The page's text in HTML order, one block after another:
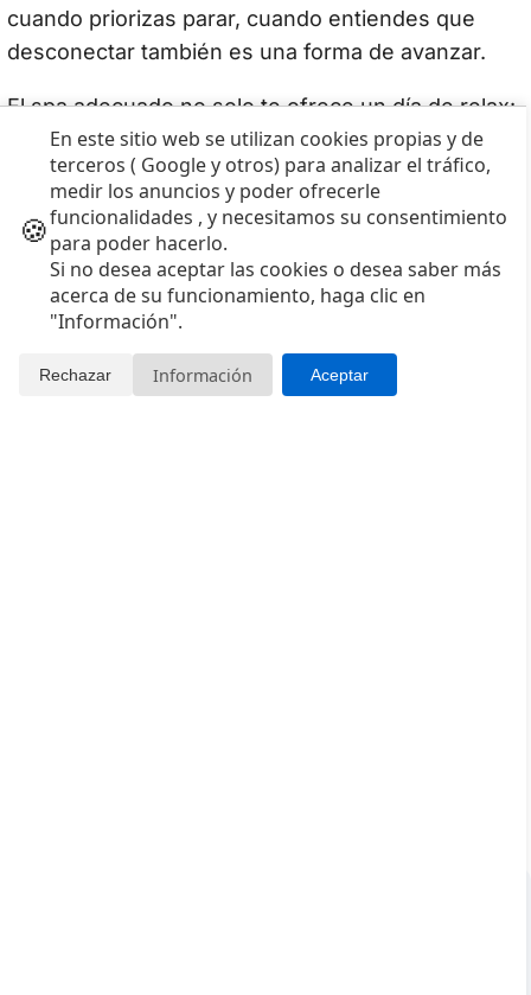
cuando priorizas parar, cuando entiendes que
desconectar también es una forma de avanzar.
El spa adecuado no solo te ofrece un día de relax:
te recuerda cómo se siente tu propio equilibrio. Y
a veces, entre el vapor y la calma, descubres algo
más importante que la temperatura del agua o el
diseño del espacio: que aprender a relajarse es
una forma de conocerse.
Porque elegir bien no es buscar lo
perfecto, sino encontrar lo que resuena
contigo.
🍪
En este sitio web se utilizan cookies propias y de
terceros ( Google y otros) para analizar el tráfico,
medir los anuncios y poder ofrecerle
funcionalidades , y necesitamos su consentimiento
para poder hacerlo.
Si no desea aceptar las cookies o desea saber más
acerca de su funcionamiento, haga clic en
"Información".
Rechazar Información Aceptar